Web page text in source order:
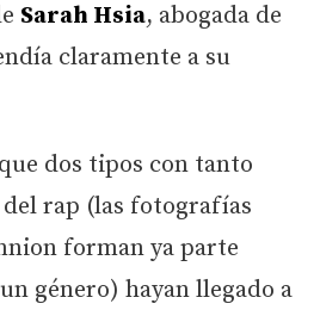
Sarah Hsia, abogada de
claramente a su
dos tipos con tanto
rap (las fotografías
forman ya parte
género) hayan llegado a